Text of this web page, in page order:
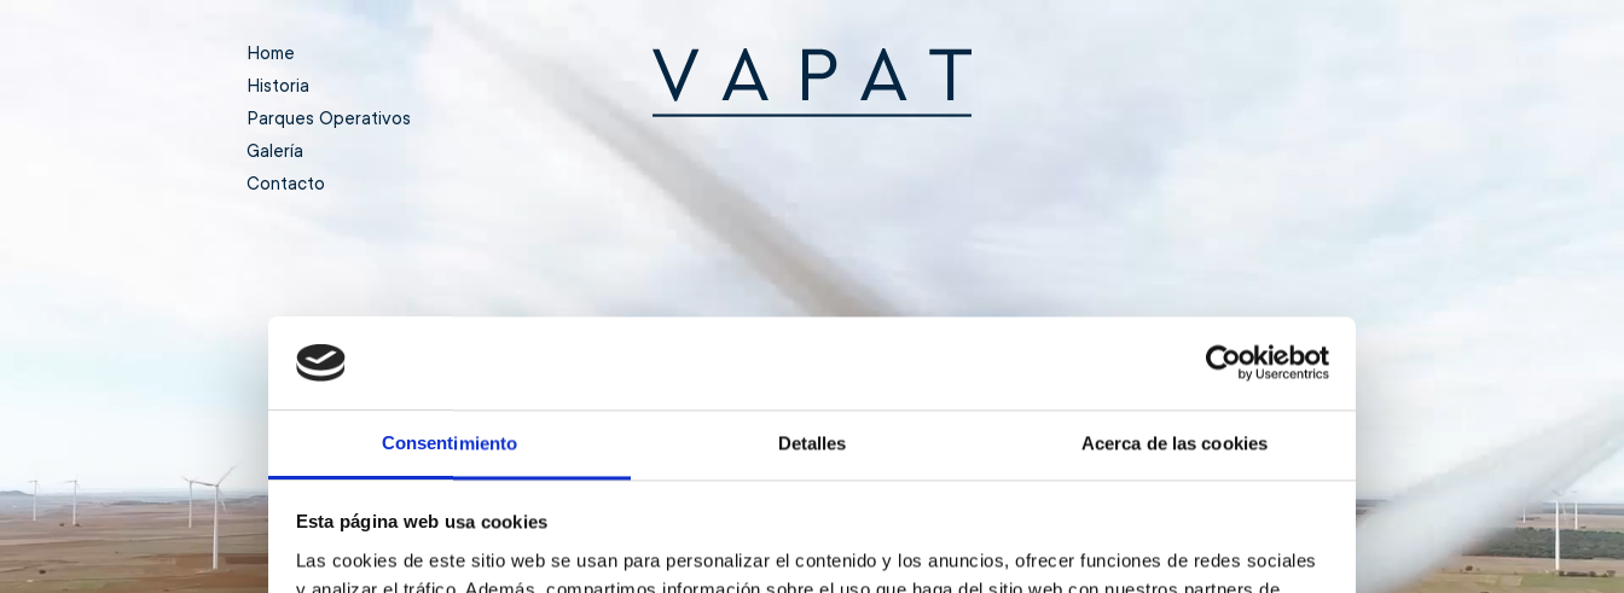
Consentimiento Detalles Acerca de las cookies
Esta página web usa cookies
Las cookies de este sitio web se usan para personalizar el contenido y los anuncios, ofrecer funciones de redes sociales
Home
Historia
Parques Operativos
Galería
Contacto